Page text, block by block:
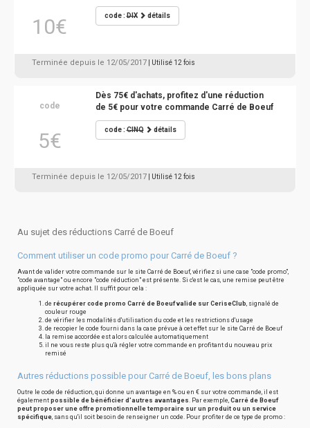
10€ code :DIX détails
Terminée depuis le 12/05/2017 | Utilisé 12 fois
code
5€
Dès 75€ d'achats, profitez d'une réduction
de 5€ pour votre commande Carré de Boeuf
code :CINQ détails
Terminée depuis le 12/05/2017 | Utilisé 12 fois
Au sujet des réductions Carré de Boeuf
Comment utiliser un code promo pour Carré de Boeuf ?
Avant de valider votre commande sur le site Carré de Boeuf, vérifiez si une case "code promo",
"code avantage" ou encore "code réduction" est présente. Si c'est le cas, une remise peut être
appliquée sur votre achat. Il suffit pour cela :
de récupérer code promo Carré de Boeuf valide sur CeriseClub, signalé de
couleur rouge
de vérifier les modalités d'utilisation du code et les restrictions d'usage
de recopier le code fourni dans la case prévue à cet effet sur le site Carré de Boeuf
la remise accordée est alors calculée automatiquement
il ne vous reste plus qu'à régler votre commande en profitant du nouveau prix
remisé
Autres réductions possible pour Carré de Boeuf, les bons plans
Outre le code de réduction, qui donne un avantage en % ou en € sur votre commande, il est
également possible de bénéficier d'autres avantages. Par exemple, Carré de Boeuf
peut proposer une offre promotionnelle temporaire sur un produit ou un service
spécifique, sans qu'il soit besoin de renseigner un code. Pour profiter de ce type de promo :